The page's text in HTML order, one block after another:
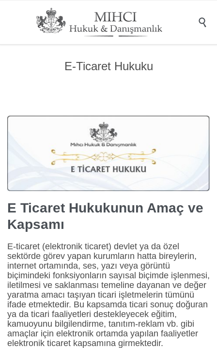

E-Ticaret Hukuku
E Ticaret Hukukunun Amaç ve
Kapsamı
E-ticaret (elektronik ticaret) devlet ya da özel
sektörde görev yapan kurumların hatta bireylerin,
internet ortamında, ses, yazı veya görüntü
biçimindeki fonksiyonların sayısal biçimde işlenmesi,
iletilmesi ve saklanması temeline dayanan ve değer
yaratma amacı taşıyan ticari işletmelerin tümünü
ifade etmektedir. Bu kapsamda ticari sonuç doğuran
ya da ticari faaliyetleri destekleyecek eğitim,
kamuoyunu bilgilendirme, tanıtım-reklam vb. gibi
amaçlar için elektronik ortamda yapılan faaliyetler
elektronik ticaret kapsamına girmektedir.